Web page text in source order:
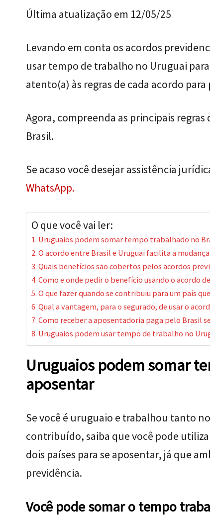
Última atualização em 12/05/25
Levando em conta os acordos
usar tempo de trabalho no Uruguai
atento(a) às regras de cada acordo
Agora, compreenda as principais
Brasil.
Se acaso você desejar assistência
WhatsApp.
O que você vai ler:
Uruguaios podem somar tempo trabalhado no
O acordo entre Brasil e Uruguai facilita a
Quais benefícios são cobertos pelos acordos
Como e onde pedir o benefício usando o acordo
O que fazer quando se contribuiu para um país
Qual a vantagem, para o segurado, de usar o
Como receber a aposentadoria paga pelo Brasil
Uruguaios podem usar tempo de trabalho no
Uruguaios podem somar
aposentar
Se você é uruguaio e trabalhou tanto
contribuído, saiba que você pode
dois países para se aposentar, já que
previdência.
Você pode somar o tempo